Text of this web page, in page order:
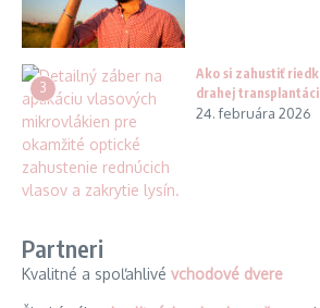
3
Ako si zahustiť
drahej
24. februára 2026
Partneri
Kvalitné a spoľahlivé vchodové dvere